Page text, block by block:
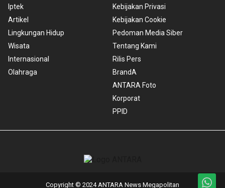
Iptek
Artikel
Lingkungan Hidup
Wisata
Internasional
Olahraga
Kebijakan Privasi
Kebijakan Cookie
Pedoman Media Siber
Tentang Kami
Rilis Pers
BrandA
ANTARA Foto
Korporat
PPID
Copyright © 2024 ANTARA News Megapolitan